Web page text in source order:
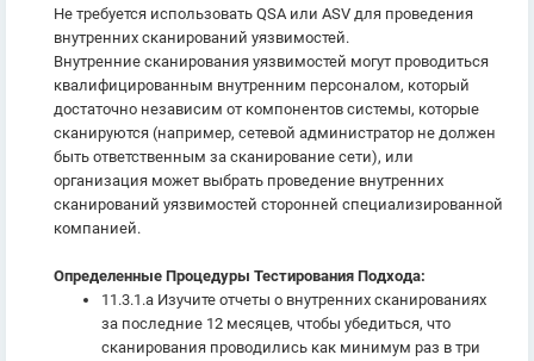
Не требуется использовать QSA или ASV для проведения
внутренних сканирований уязвимостей.
Внутренние сканирования уязвимостей могут проводиться
квалифицированным внутренним персоналом, который
достаточно независим от компонентов системы, которые
сканируются (например, сетевой администратор не должен
быть ответственным за сканирование сети), или
организация может выбрать проведение внутренних
сканирований уязвимостей сторонней специализированной
компанией.
Определенные Процедуры Тестирования Подхода:
11.3.1.a Изучите отчеты о внутренних сканированиях
за последние 12 месяцев, чтобы убедиться, что
сканирования проводились как минимум раз в три